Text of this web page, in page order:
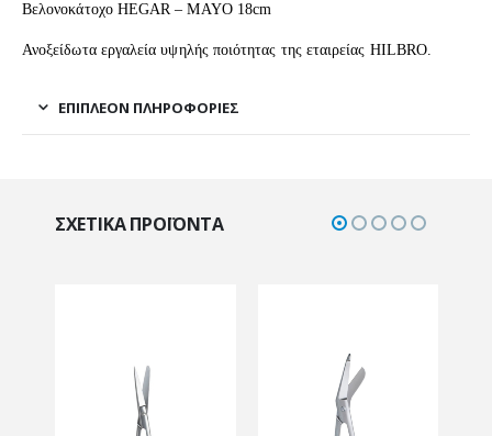
Βελονοκάτοχο HEGAR – MAYO 18cm
Ανοξείδωτα εργαλεία υψηλής ποιότητας της εταιρείας HILBRO.
ΕΠΙΠΛΈΟΝ ΠΛΗΡΟΦΟΡΊΕΣ
ΣΧΕΤΙΚΆ ΠΡΟΪΌΝΤΑ